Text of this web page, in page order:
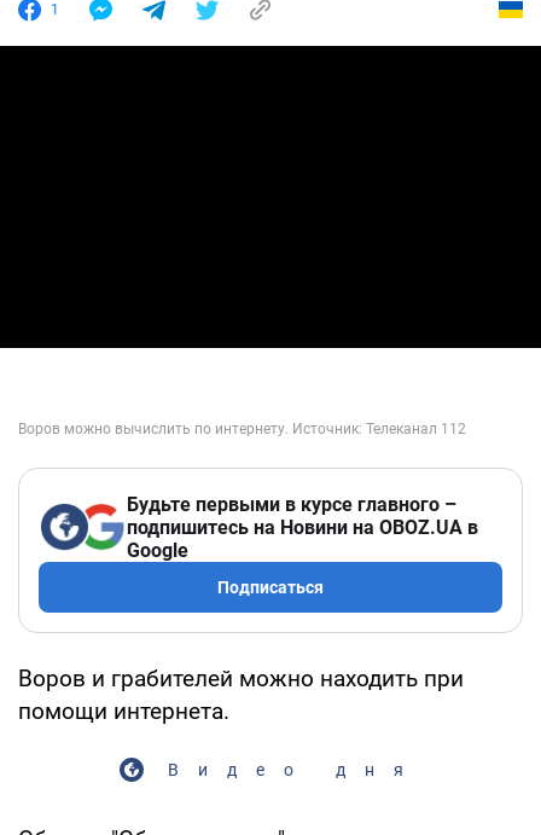
1
Будьте первыми в курсе главного –
подпишитесь на Новини на OBOZ.UA в
Google
Подписаться
Воров и грабителей можно находить при
помощи интернета.
Видео дня